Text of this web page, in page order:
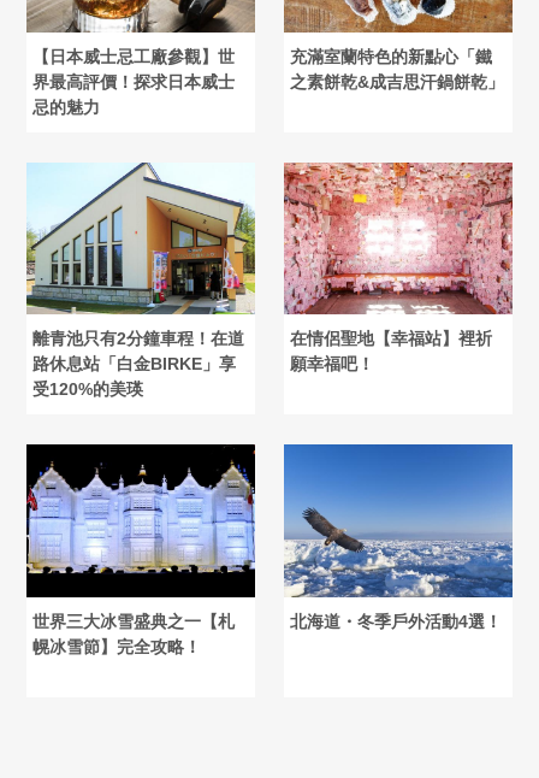
【日本威士忌工廠參觀】世
界最高評價！探求日本威士
忌的魅力
充滿室蘭特色的新點心「鐵
之素餅乾&成吉思汗鍋餅乾」
離青池只有2分鐘車程！在道
路休息站「白金BIRKE」享
受120%的美瑛
在情侶聖地【幸福站】裡祈
願幸福吧！
世界三大冰雪盛典之一【札
幌冰雪節】完全攻略！
北海道・冬季戶外活動4選！